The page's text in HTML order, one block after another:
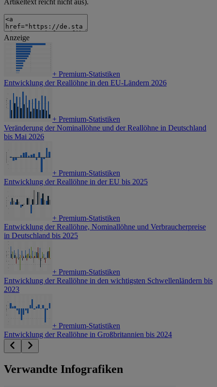
Artikeltext reicht nicht aus).
Anzeige
+ Premium-Statistiken
Entwicklung der Reallöhne in den EU-Ländern 2026
+ Premium-Statistiken
Veränderung der Nominallöhne und der Reallöhne in Deutschland
bis Mai 2026
+ Premium-Statistiken
Entwicklung der Reallöhne in der EU bis 2025
+ Premium-Statistiken
Entwicklung der Reallöhne, Nominallöhne und Verbraucherpreise
in Deutschland bis 2025
+ Premium-Statistiken
Entwicklung der Reallöhne in den wichtigsten Schwellenländern bis
2023
+ Premium-Statistiken
Entwicklung der Reallöhne in Großbritannien bis 2024
Verwandte Infografiken